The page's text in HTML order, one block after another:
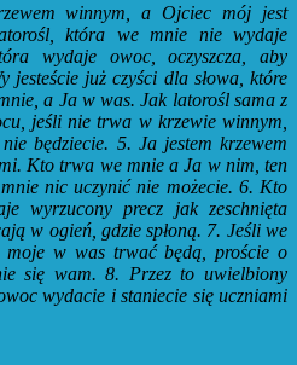
winnym, a Ojciec mój jest
która we mnie nie wydaje
wydaje owoc, oczyszcza, aby
jesteście już czyści dla słowa, które
a Ja w was. Jak latorośl sama z
jeśli nie trwa w krzewie winnym,
będziecie. 5. Ja jestem krzewem
Kto trwa we mnie a Ja w nim, ten
nic uczynić nie możecie. 6. Kto
wyrzucony precz jak zeschnięta
w ogień, gdzie spłoną. 7. Jeśli we
moje w was trwać będą, proście o
się wam. 8. Przez to uwielbiony
wydacie i staniecie się uczniami